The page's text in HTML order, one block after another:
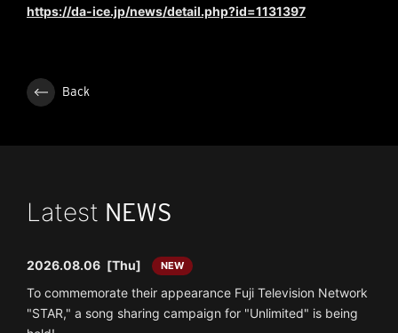
https://da-ice.jp/news/detail.php?id=1131397
Back
Latest NEWS
2026.08.06 [Thu] NEW
To commemorate their appearance Fuji Television Network
"STAR," a song sharing campaign for "Unlimited" is being